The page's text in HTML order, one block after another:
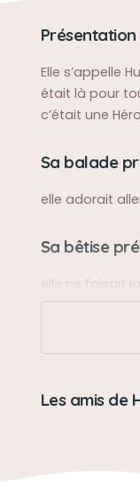
Présentation
Elle s’appelle
était là pour
c’était une
Sa balade
elle adorait
Sa bêtise
elle ne faisait
bien éduqué
Son
elle avait un
très douce
Les amis de